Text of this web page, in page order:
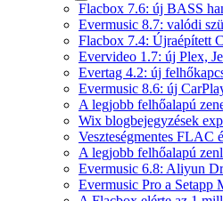
Flacbox 7.6: új BASS
Evermusic 8.7: valódi
Flacbox 7.4: Újraépített
Evervideo 1.7: új Plex,
Evertag 4.2: új
Evermusic 8.6: új
A legjobb felhőalapú
Wix blogbejegyzések
Veszteségmentes FLAC
A legjobb felhőalapú
Evermusic 6.8: Aliyun
Evermusic Pro a Setapp